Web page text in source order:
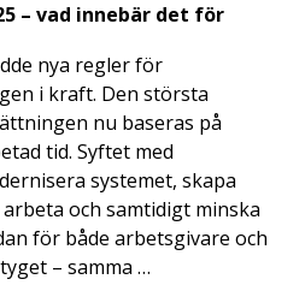
– vad innebär det för
nya regler för
i kraft. Den största
nu baseras på
tid. Syftet med
systemet, skapa
och samtidigt minska
för både arbetsgivare och
– samma …